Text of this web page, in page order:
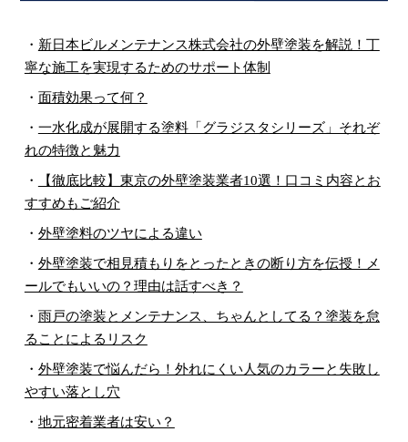
・ 新日本ビルメンテナンス株式会社の外壁塗装を解説！丁
寧な施工を実現するためのサポート体制
・ 面積効果って何？
・ 一水化成が展開する塗料「グラジスタシリーズ」それぞ
れの特徴と魅力
・
【徹底比較】東京の外壁塗装業者10選！口コミ内容とお
すすめもご紹介
・ 外壁塗料のツヤによる違い
・ 外壁塗装で相見積もりをとったときの断り方を伝授！メ
ールでもいいの？理由は話すべき？
・ 雨戸の塗装とメンテナンス、ちゃんとしてる？塗装を怠
ることによるリスク
・ 外壁塗装で悩んだら！外れにくい人気のカラーと失敗し
やすい落とし穴
・ 地元密着業者は安い？